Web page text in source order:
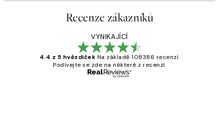
Recenze zákazníků
VYNIKAJÍCÍ
4.4 z 5 hvězdiček Na základě 108386 recenzí.
Podívejte se zde na některé z recenzí.